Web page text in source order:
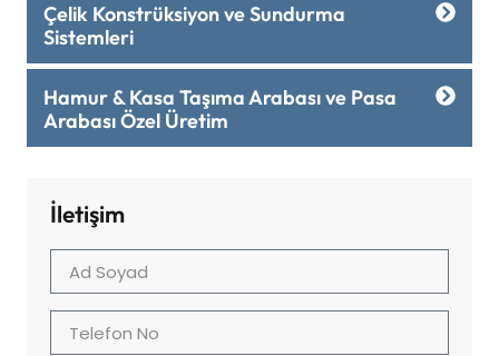
Çelik Konstrüksiyon ve Sundurma
Sistemleri
Hamur & Kasa Taşıma Arabası ve Pasa
Arabası Özel Üretim
İletişim